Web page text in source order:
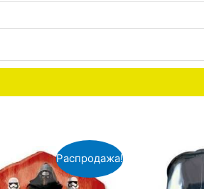
Распродажа!